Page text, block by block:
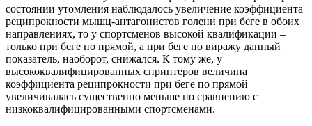
состоянии утомления наблюдалось увеличение коэффициента
реципрокности мышц-антагонистов голени при беге в обоих
направлениях, то у спортсменов высокой квалификации –
только при беге по прямой, а при беге по виражу данный
показатель, наоборот, снижался. К тому же, у
высококвалифицированных спринтеров величина
коэффициента реципрокности при беге по прямой
увеличивалась существенно меньше по сравнению с
низкоквалифицированными спортсменами.